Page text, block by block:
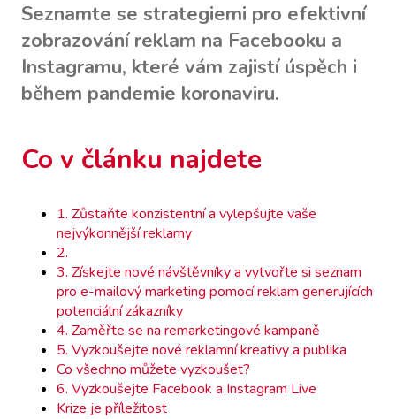
Seznamte se strategiemi pro efektivní
zobrazování reklam na Facebooku a
Instagramu, které vám zajistí úspěch i
během pandemie koronaviru.
Co v článku najdete
1. Zůstaňte konzistentní a vylepšujte vaše
nejvýkonnější reklamy
2.
3. Získejte nové návštěvníky a vytvořte si seznam
pro e-mailový marketing pomocí reklam generujících
potenciální zákazníky
4. Zaměřte se na remarketingové kampaně
5. Vyzkoušejte nové reklamní kreativy a publika
Co všechno můžete vyzkoušet?
6. Vyzkoušejte Facebook a Instagram Live
Krize je příležitost